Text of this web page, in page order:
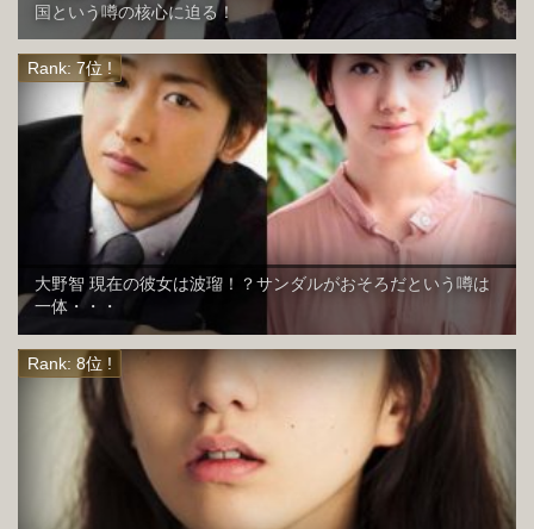
国という噂の核心に迫る！
大野智 現在の彼女は波瑠！？サンダルがおそろだという噂は
一体・・・